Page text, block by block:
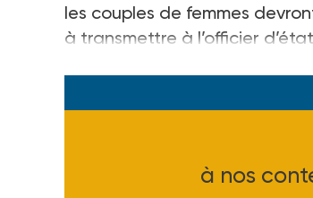
les couples de femmes
à transmettre à l’officier
à nos